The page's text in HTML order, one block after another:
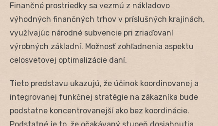
Finančné prostriedky sa vezmú z nákladovo
výhodných finančných trhov v príslušných krajinách,
využívajúc národné subvencie pri zriaďovaní
výrobných základní. Možnosť zohľadnenia aspektu
celosvetovej optimalizácie daní.
Tieto predstavu ukazujú, že účinok koordinovanej a
integrovanej funkčnej stratégie na zákazníka bude
podstatne koncentrovanejší ako bez koordinácie.